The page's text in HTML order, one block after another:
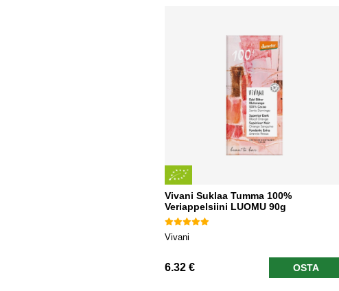
Vivani Suklaa Tumma 100%
Veriappelsiini LUOMU 90g
Vivani
6.32 € OSTA